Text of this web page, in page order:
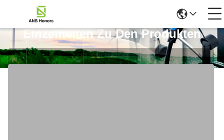
Einzelheiten Zu Den Produkten